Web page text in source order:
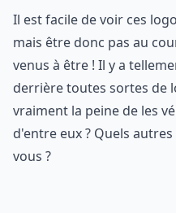
Il est facile de voir ces
mais être donc pas au
venus à être ! Il y a
derrière toutes sortes de
vraiment la peine de les
d'entre eux ? Quels
vous ?